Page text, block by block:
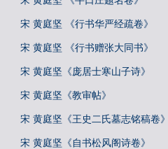
宋 黄庭坚 《行书华严经疏卷》
宋 黄庭坚 《行书赠张大同书》
宋 黄庭坚《庞居士寒山子诗》
宋 黄庭坚《教审帖》
宋 黄庭坚《王史二氏墓志铭稿卷》
宋 黄庭坚《自书松风阁诗卷》